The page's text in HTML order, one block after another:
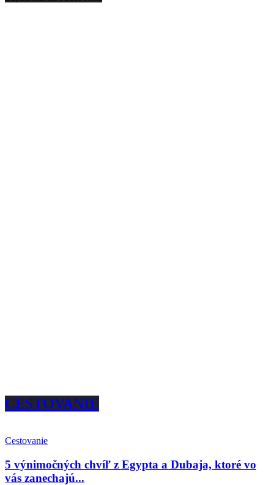
CESTOVANIE
Cestovanie
5 výnimočných chvíľ z Egypta a Dubaja, ktoré vo
vás zanechajú...